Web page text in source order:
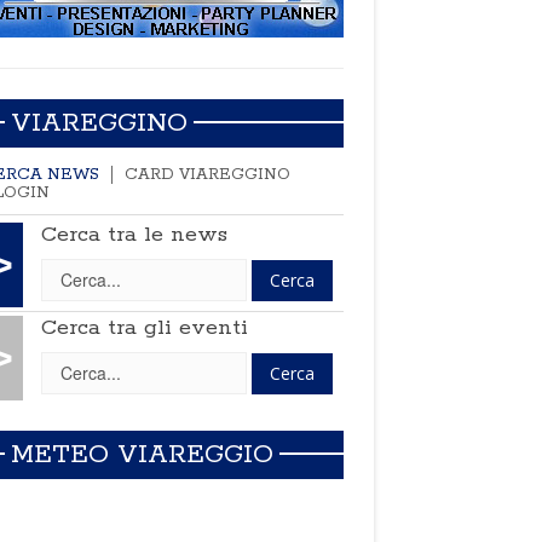
VIAREGGINO
NEWS
CARD VIAREGGINO
Cerca tra le news
Cerca tra gli eventi
METEO VIAREGGIO